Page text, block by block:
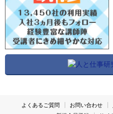
よくあるご質問 お問い合わせ